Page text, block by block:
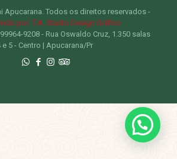
Apucarana. Todos os direitos reservados -
por: T.A. Studio Design Gráfico
9208 - Rua Oswaldo Cruz, 1.350 salas
e 5 - Centro | Apucarana/Pr